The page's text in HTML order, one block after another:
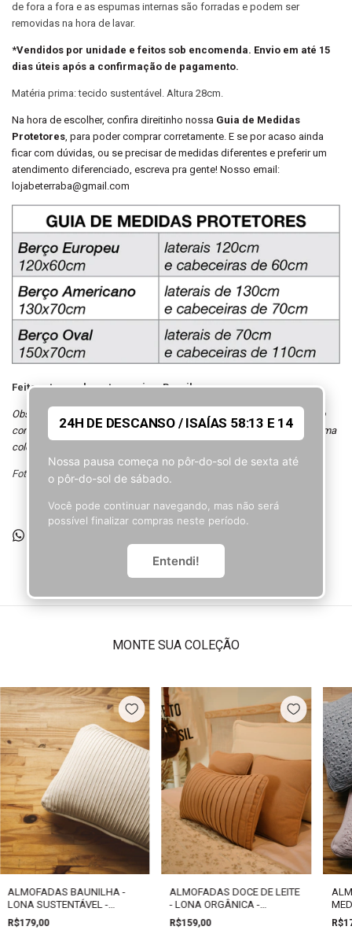
de fora a fora e as espumas internas são forradas e podem ser
removidas na hora de lavar.
*Vendidos por unidade e feitos sob encomenda. Envio em até 15
dias úteis após a confirmação de pagamento.
Matéria prima: tecido sustentável. Altura 28cm.
Na hora de escolher, confira direitinho nossa Guia de Medidas
Protetores, para poder comprar corretamente. E se por acaso ainda
ficar com dúvidas, ou se precisar de medidas diferentes e preferir um
atendimento diferenciado, escreva pra gente! Nosso email:
lojabeterraba@gmail.com
Feito artesanalmente, aqui no Brasil.
Observação: A tonalidade dos produtos pode sofrer variação de acordo
com o lote do tecido. Por isso se quiser fazer um kit com itens da mesma
coleção, o ideal é adquirir todos juntos numa única compra.
Fotos Estúdio Tim Tim
MONTE SUA COLEÇÃO
ALMOFADAS BAUNILHA -
LONA SUSTENTÁVEL -
MEDIDAS VARIADAS
R$179,00
ALMOFADAS DOCE DE LEITE
- LONA ORGÂNICA -
MEDIDAS VARIADAS
R$159,00
24H DE DESCANSO / ISAÍAS 58:13 E 14
Nossa pausa começa no pôr-do-sol de sexta até
o pôr-do-sol de sábado.
Você pode continuar navegando, mas não será
possível finalizar compras neste período.
Entendi!